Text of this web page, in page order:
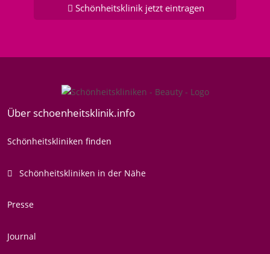
Schönheitsklinik jetzt eintragen
Über schoenheitsklinik.info
Schönheitskliniken finden
Schönheitskliniken in der Nähe
Presse
Journal